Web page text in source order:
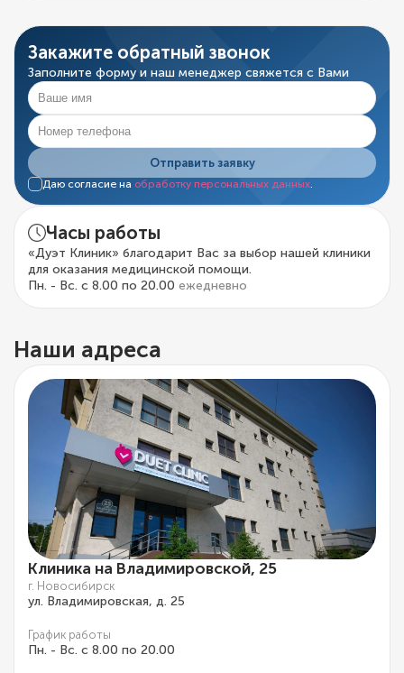
Закажите обратный звонок
Заполните форму и наш менеджер свяжется с Вами
Отправить заявку
Даю согласие на обработку персональных данных.
Часы работы
«Дуэт Клиник» благодарит Вас за выбор нашей клиники
для оказания медицинской помощи.
Пн. - Вс. с 8.00 по 20.00 ежедневно
Наши адреса
Клиника на Владимировской, 25
г. Новосибирск
ул. Владимировская, д. 25
График работы
Пн. - Вс. с 8.00 по 20.00